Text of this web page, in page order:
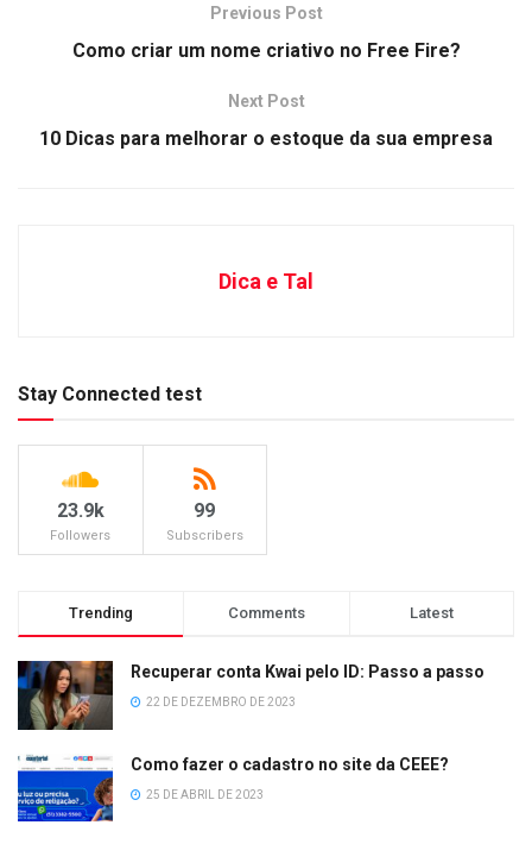
Previous Post
Como criar um nome criativo no Free Fire?
Next Post
10 Dicas para melhorar o estoque da sua empresa
Dica e Tal
Stay Connected test
23.9k
Followers
99
Subscribers
Trending Comments Latest
Recuperar conta Kwai pelo ID: Passo a passo
22 DE DEZEMBRO DE 2023
Como fazer o cadastro no site da CEEE?
25 DE ABRIL DE 2023